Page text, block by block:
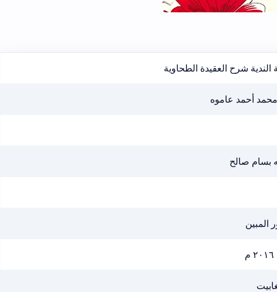
الندية شرح العقيدة الطحاوية
أحمد عاموه
بسام صالح
المبين